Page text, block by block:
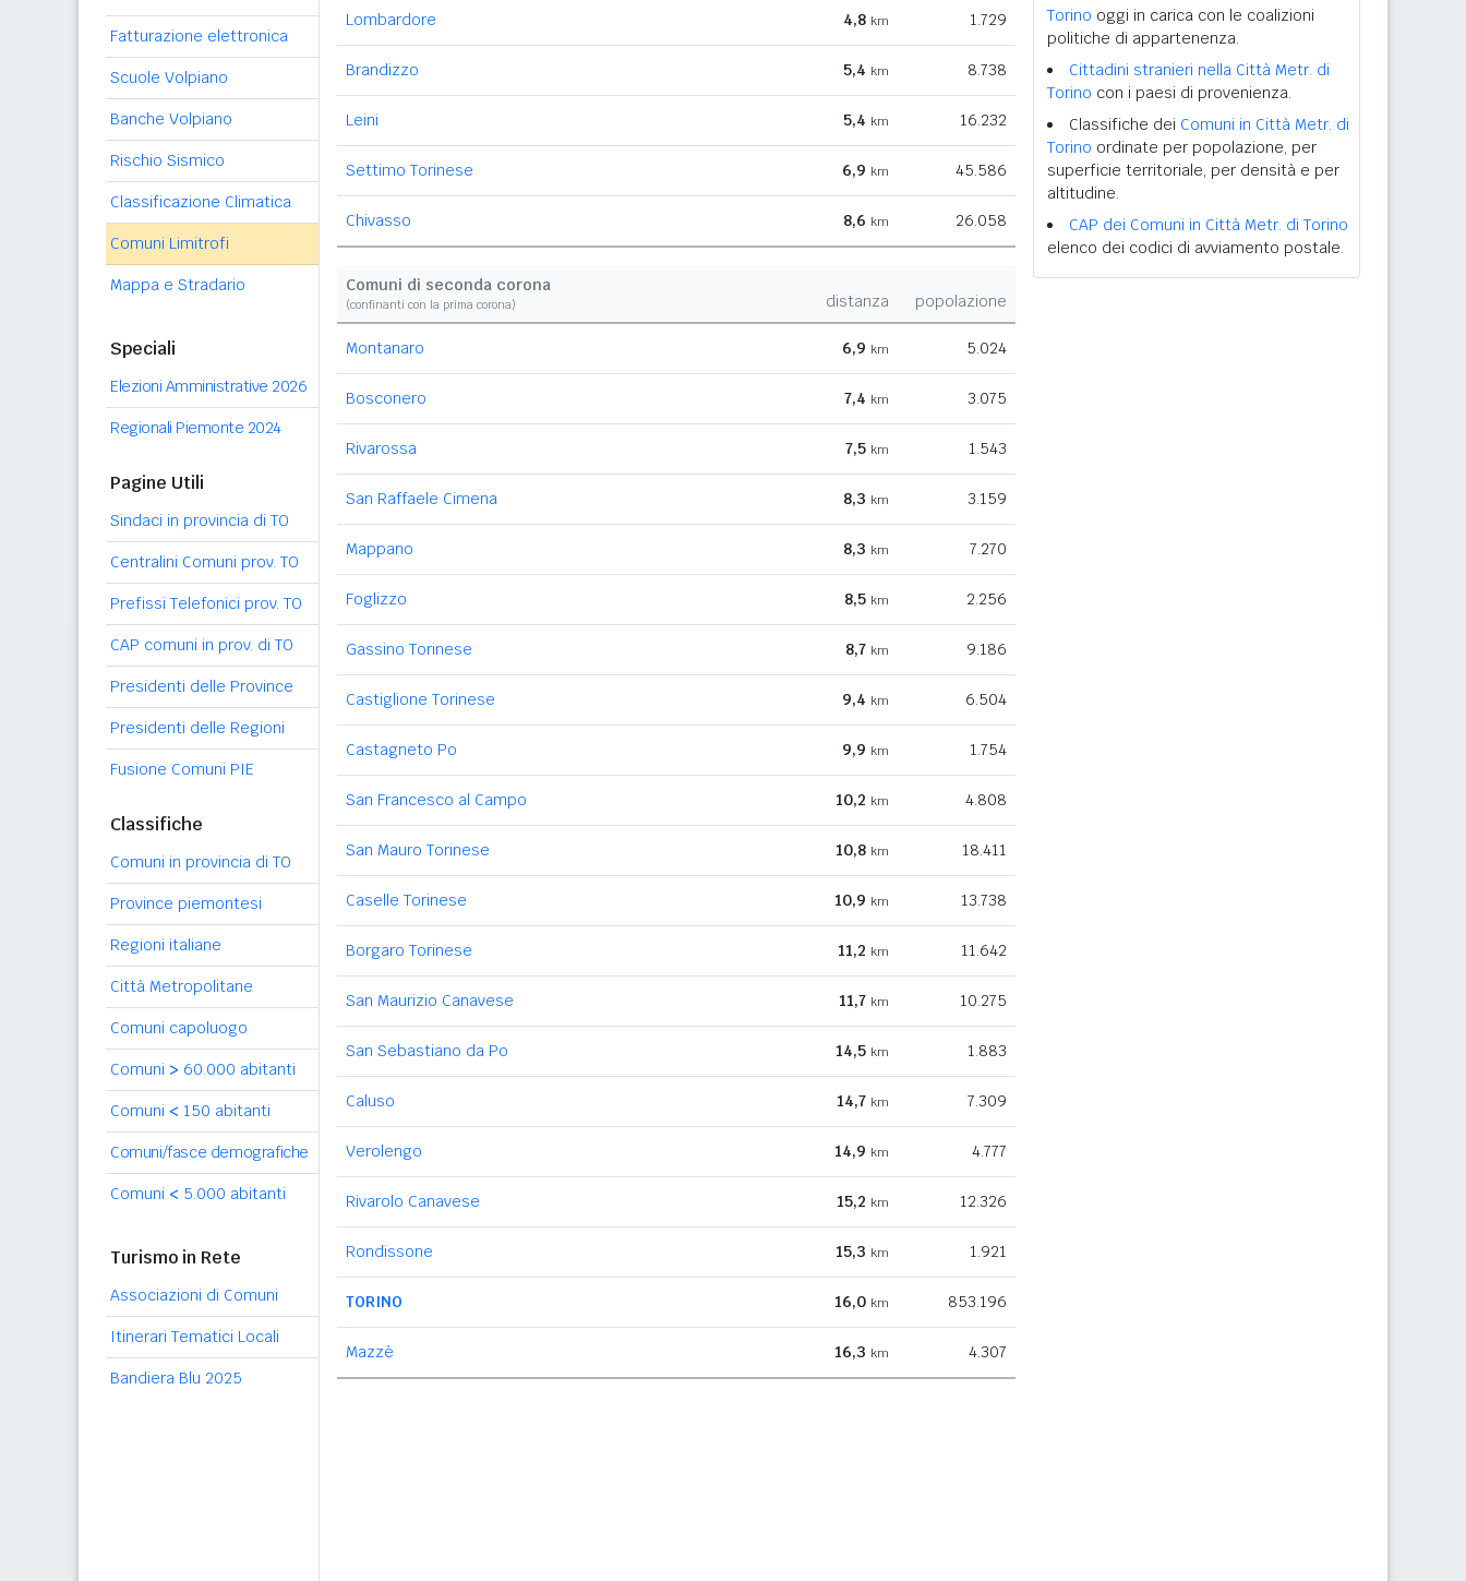
Fatturazione elettronica
Scuole Volpiano
Banche Volpiano
Rischio Sismico
Classificazione Climatica
Comuni Limitrofi
Mappa e Stradario
Speciali
Elezioni Amministrative 2026
Regionali Piemonte 2024
Pagine Utili
Sindaci in provincia di TO
Centralini Comuni prov. TO
Prefissi Telefonici prov. TO
CAP comuni in prov. di TO
Presidenti delle Province
Presidenti delle Regioni
Fusione Comuni PIE
Classifiche
Comuni in provincia di TO
Province piemontesi
Regioni italiane
Città Metropolitane
Comuni capoluogo
Comuni > 60.000 abitanti
Comuni < 150 abitanti
Comuni/fasce demografiche
Comuni < 5.000 abitanti
Turismo in Rete
Associazioni di Comuni
Itinerari Tematici Locali
Bandiera Blu 2025
Lombardore 4,8 km 1.729
Brandizzo 5,4 km 8.738
Leini 5,4 km 16.232
Settimo Torinese 6,9 km 45.586
Chivasso 8,6 km 26.058
Comuni di seconda corona
(confinanti con la prima corona) distanza popolazione
Montanaro 6,9 km 5.024
Bosconero 7,4 km 3.075
Rivarossa 7,5 km 1.543
San Raffaele Cimena 8,3 km 3.159
Mappano 8,3 km 7.270
Foglizzo 8,5 km 2.256
Gassino Torinese 8,7 km 9.186
Castiglione Torinese 9,4 km 6.504
Castagneto Po 9,9 km 1.754
San Francesco al Campo 10,2 km 4.808
San Mauro Torinese 10,8 km 18.411
Caselle Torinese 10,9 km 13.738
Borgaro Torinese 11,2 km 11.642
San Maurizio Canavese 11,7 km 10.275
San Sebastiano da Po 14,5 km 1.883
Caluso 14,7 km 7.309
Verolengo 14,9 km 4.777
Rivarolo Canavese 15,2 km 12.326
Rondissone 15,3 km 1.921
TORINO 16,0 km 853.196
Mazzè 16,3 km 4.307
Torino oggi in carica con le coalizioni
politiche di appartenenza.
Cittadini stranieri nella Città Metr. di
Torino con i paesi di provenienza.
Classifiche dei Comuni in Città Metr. di
Torino ordinate per popolazione, per
superficie territoriale, per densità e per
altitudine.
CAP dei Comuni in Città Metr. di Torino
elenco dei codici di avviamento postale.